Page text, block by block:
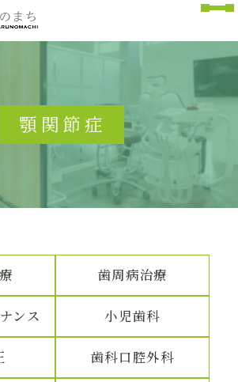
顎関節症
歯周病治療
ンス 小児歯科
歯科口腔外科